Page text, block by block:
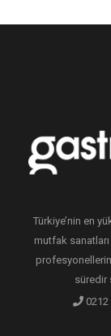
Türkiye’nin en
mutfak
süredir
0212